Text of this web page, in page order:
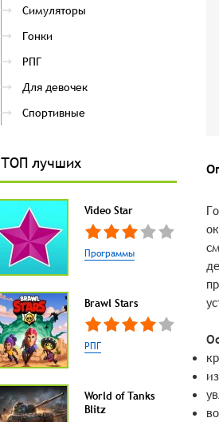
Симуляторы
Гонки
РПГ
Для девочек
Спортивные
ТОП лучших
Video Star
Программы
Brawl Stars
РПГ
World of Tanks
Blitz